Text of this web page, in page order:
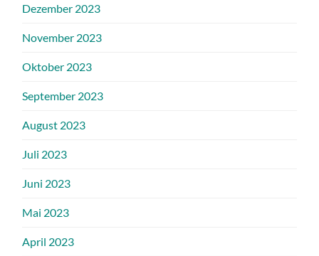
Dezember 2023
November 2023
Oktober 2023
September 2023
August 2023
Juli 2023
Juni 2023
Mai 2023
April 2023